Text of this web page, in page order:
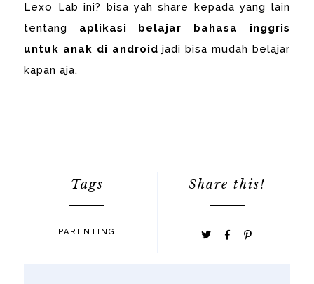
Lexo Lab ini? bisa yah share kepada yang lain
tentang aplikasi belajar bahasa inggris
untuk anak di androidjadi bisa mudah belajar
kapan aja.
Share this!
Tags
PARENTING